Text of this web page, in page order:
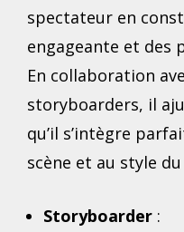
spectateur en
engageante et des
En collaboration
storyboarders, il
qu’il s’intègre
scène et au style
Storyboarder :